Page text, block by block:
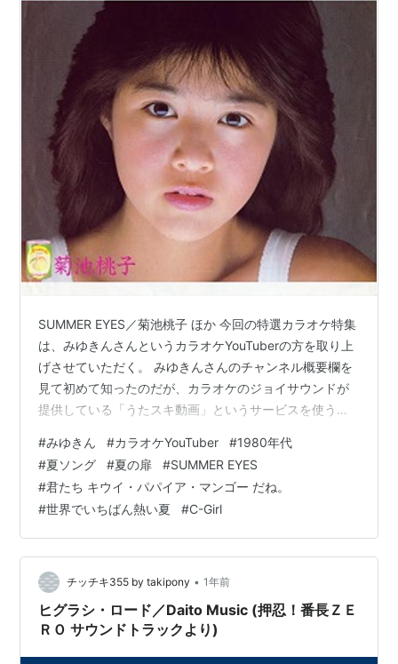
SUMMER EYES／菊池桃子 ほか 今回の特選カラオケ特集
は、みゆきんさんというカラオケYouTuberの方を取り上
げさせていただく。 みゆきんさんのチャンネル概要欄を
見て初めて知ったのだが、カラオケのジョイサウンドが
提供している「うたスキ動画」というサービスを使うと
ゆきんさんのチャンネルの動画一覧を見るとかなりの曲
数の80年代歌謡曲が投稿されていて、どの曲も淀みなく
歌っているところを見ると、恐らく自分と同世代なので
はないかという気がしている。 ものすごく歌が上手いと
いうわけではないが、一生懸命に歌っているところに好
感が持てるし、なによ…
#みゆきん #カラオケYouTuber #1980年代
#夏ソング #夏の扉 #SUMMER EYES
#君たち キウイ・パパイア・マンゴー だね。
#世界でいちばん熱い夏 #C-Girl
チッチキ355 by takipony • 1年前
ヒグラシ・ロード／Daito Music (押忍！番長ＺＥ
ＲＯ サウンドトラックより)